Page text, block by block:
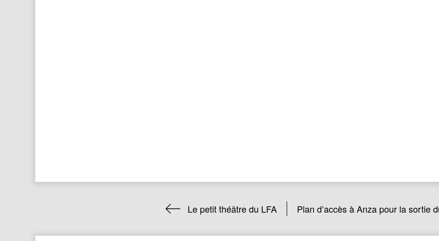
Le petit théâtre du LFA Plan d’accès à Anza pour la sortie